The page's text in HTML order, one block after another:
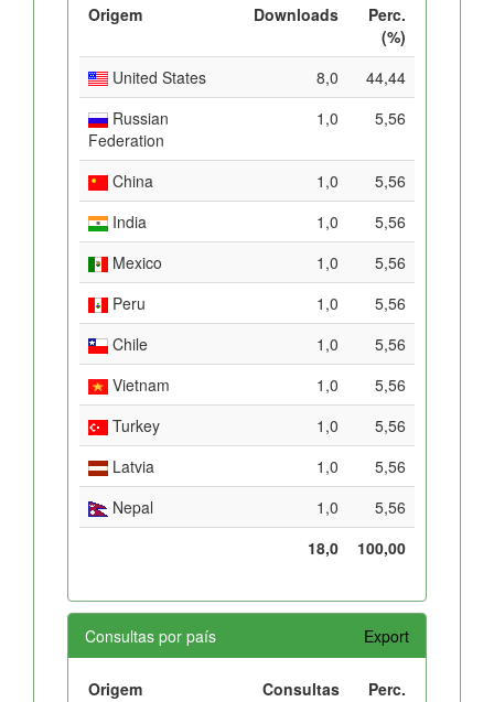
Origem Downloads
Perc.
(%)
United States
8,0
44,44
Russian
Federation
1,0 5,56
China 1,0
5,56
India
1,0
5,56
Mexico
1,0
5,56
Peru
1,0
5,56
Chile
1,0
5,56
Vietnam
1,0
5,56
Turkey
1,0
5,56
Latvia
1,0
5,56
Nepal
1,0
5,56
18,0
100,00
Consultas por país Export
Origem Consultas
Perc.